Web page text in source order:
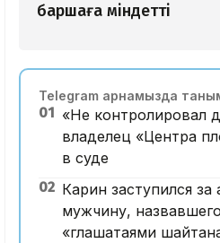
баршаға міндетті
Telegram арнамызда
01 «Не контролировал
владелец «Центра
в суде
02 Карин заступился
мужчину,
«глашатаями